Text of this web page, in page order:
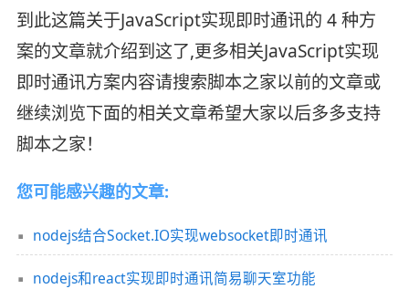
到此这篇关于JavaScript实现即时通讯的 4 种方
案的文章就介绍到这了,更多相关JavaScript实现
即时通讯方案内容请搜索脚本之家以前的文章或
继续浏览下面的相关文章希望大家以后多多支持
脚本之家！
您可能感兴趣的文章:
nodejs结合Socket.IO实现websocket即时通讯
nodejs和react实现即时通讯简易聊天室功能